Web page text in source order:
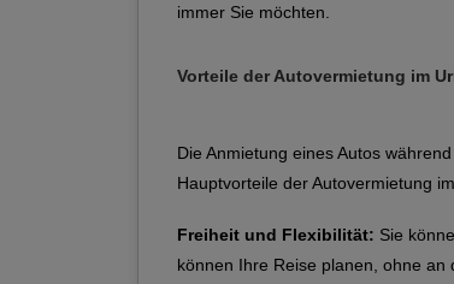
immer Sie möchten.
Vorteile der Autovermietung im
Die Anmietung eines Autos
Hauptvorteile der Autovermietung
Freiheit und Flexibilität: Sie
können Ihre Reise planen, ohne an